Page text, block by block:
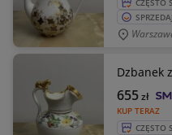
CZĘSTO
Dzbanek
KUP TERAZ
655zł
CZĘSTO